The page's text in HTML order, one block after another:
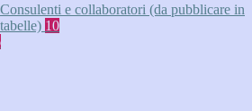
Consulenti e collaboratori (da pubblicare in
tabelle) 10